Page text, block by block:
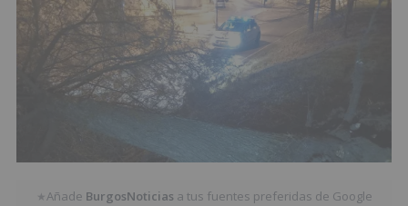
★Añade BurgosNoticias a tus fuentes preferidas de Google